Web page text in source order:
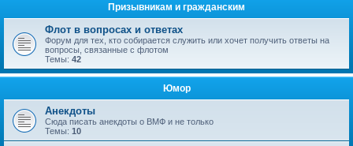
Призывникам и гражданским
Флот в вопросах и ответах
Форум для тех, кто собирается служить или хочет получить ответы на
вопросы, связанные с флотом
Темы: 42
Юмор
Анекдоты
Сюда писать анекдоты о ВМФ и не только
Темы: 10